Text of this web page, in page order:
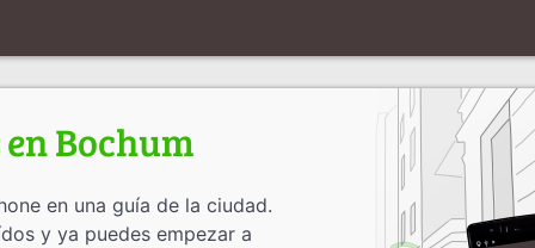
Bochum
en una guía de la ciudad.
y ya puedes empezar a